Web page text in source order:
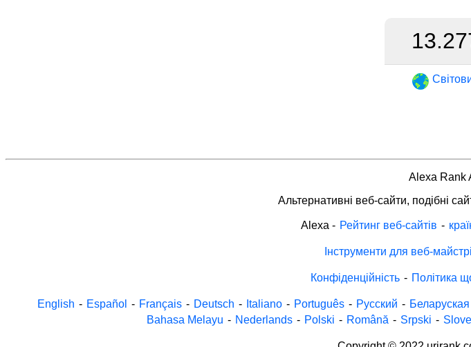
Alexa Rank
Альтернативні веб-сайти, подібні
Alexa - Рейтинг веб-сайтів -
Інструменти для веб-
Конфіденційність - Політика
English - Español - Français - Deutsch - Italiano - Português - Русский - Беларуская
Bahasa Melayu - Nederlands - Polski - Română - Srpski -